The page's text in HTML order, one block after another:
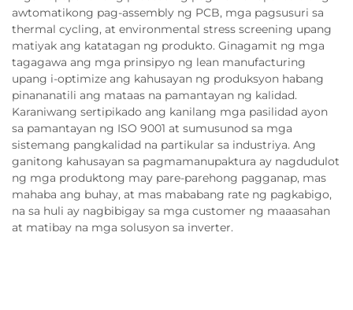
awtomatikong pag-assembly ng PCB, mga pagsusuri sa
thermal cycling, at environmental stress screening upang
matiyak ang katatagan ng produkto. Ginagamit ng mga
tagagawa ang mga prinsipyo ng lean manufacturing
upang i-optimize ang kahusayan ng produksyon habang
pinananatili ang mataas na pamantayan ng kalidad.
Karaniwang sertipikado ang kanilang mga pasilidad ayon
sa pamantayan ng ISO 9001 at sumusunod sa mga
sistemang pangkalidad na partikular sa industriya. Ang
ganitong kahusayan sa pagmamanupaktura ay nagdudulot
ng mga produktong may pare-parehong pagganap, mas
mahaba ang buhay, at mas mababang rate ng pagkabigo,
na sa huli ay nagbibigay sa mga customer ng maaasahan
at matibay na mga solusyon sa inverter.